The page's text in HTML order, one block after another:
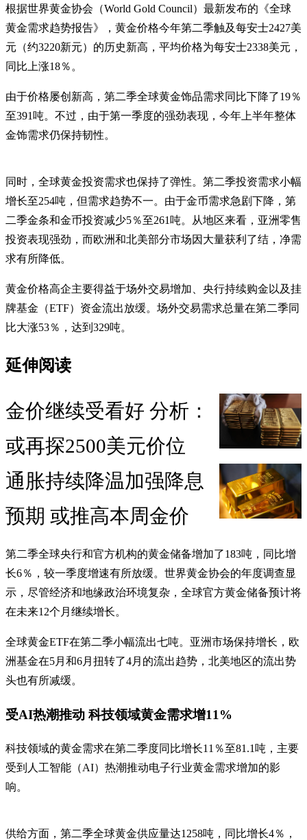
根据世界黄金协会（World Gold Council）最新发布的《全球
黄金需求趋势报告》，黄金价格今年第二季触及每安士2427美
元（约3220新元）的历史新高，平均价格为每安士2338美元，
同比上涨18％。
由于价格屡创新高，第二季全球黄金饰品需求同比下降了19％
至391吨。不过，由于第一季度的强劲表现，今年上半年整体
金饰需求仍保持韧性。
同时，全球黄金投资需求也保持了弹性。第二季投资需求小幅
增长至254吨，但需求趋势不一。由于金币需求急剧下降，第
二季金条和金币投资减少5％至261吨。从地区来看，亚洲零售
投资表现强劲，而欧洲和北美部分市场因大量获利了结，净需
求有所降低。
黄金价格高企主要得益于场外交易增加、央行持续购金以及挂
牌基金（ETF）资金流出放缓。场外交易需求总量在第二季同
比大涨53％，达到329吨。
延伸阅读
金价继续受看好 分析：
或再探2500美元价位
通胀持续降温加强降息
预期 或推高本周金价
第二季全球央行和官方机构的黄金储备增加了183吨，同比增
长6％，较一季度增速有所放缓。世界黄金协会的年度调查显
示，尽管经济和地缘政治环境复杂，全球官方黄金储备预计将
在未来12个月继续增长。
全球黄金ETF在第二季小幅流出七吨。亚洲市场保持增长，欧
洲基金在5月和6月扭转了4月的流出趋势，北美地区的流出势
头也有所减缓。
受AI热潮推动 科技领域黄金需求增11%
科技领域的黄金需求在第二季度同比增长11％至81.1吨，主要
受到人工智能（AI）热潮推动电子行业黄金需求增加的影
响。
供给方面，第二季全球黄金供应量达1258吨，同比增长4％，